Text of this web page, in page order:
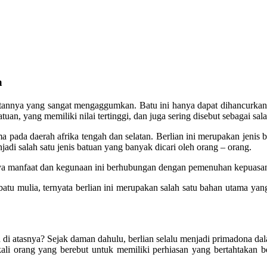
yang sangat mengaggumkan. Batu ini hanya dapat
yang memiliki nilai tertinggi, dan juga sering disebut sebagai
pada daerah afrika tengah dan selatan. Berlian ini merupakan
salah satu jenis batuan yang banyak dicari oleh orang – orang.
dan kegunaan ini berhubungan dengan pemenuhan
mulia, ternyata berlian ini merupakan salah satu bahan utama
atasnya? Sejak daman dahulu, berlian selalu menjadi primadona
orang yang berebut untuk memiliki perhiasan yang bertahtakan